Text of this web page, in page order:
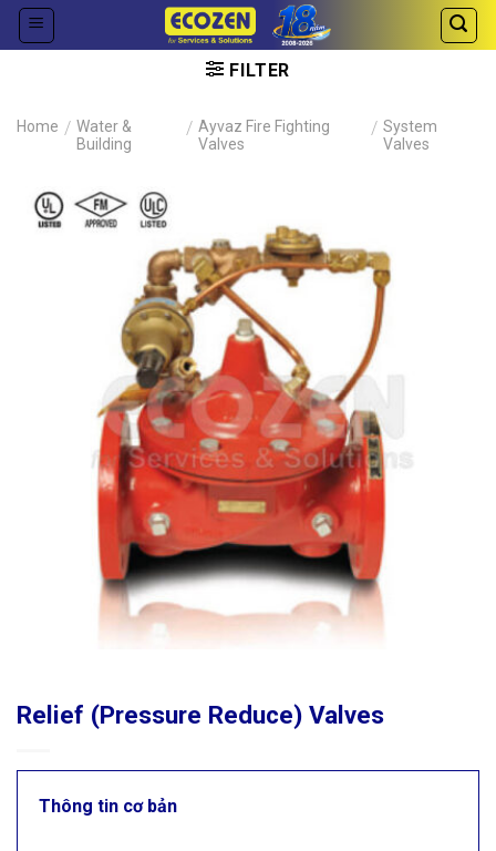
Skip
FILTER
Home / Water &
Building
/ Ayvaz Fire Fighting
Valves
/ System
Valves
Relief (Pressure Reduce) Valves
Thông tin cơ bản